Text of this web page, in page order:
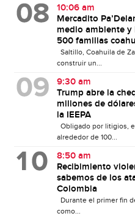
10:06 am
Mercadito
medio ambiente y
500 familias
Saltillo, Coahuila de
construir un...
9:30 am
Trump abre la
millones de
la IEEPA
Obligado por litigios,
alrededor de 100...
8:50 am
Recibimiento
sabemos de los
Colombia
Durante el primer fin
como...